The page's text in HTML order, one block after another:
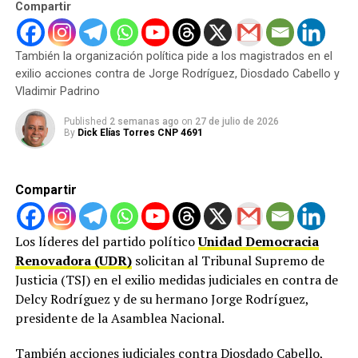
ADVERTISEMENT
“La transición es un proceso que está en desarrollo y el
gobierno no se ha pronunciado expresamente sobre
esto sino sobre un conjunto de cambios”, indicó.
El dirigente del MAS insistió en que la negociación debe
dar cabida a todos los sectores de la sociedad
venezolana.
Mujica propuso mesas de trabajo para atender la
situación social, las consecuencias del doble terremoto,
la agenda institucional —incluida la liberación de los
presos políticos— y la reinstitucionalización del Estado.
Precisó que este último punto debería abarcar la
designación de nuevas autoridades del Consejo Nacional
Electoral, el Tribunal Supremo de Justicia y los demás
Compartir
También la organización política pide a los magistrados en el
exilio acciones contra de Jorge Rodríguez, Diosdado Cabello y
Vladimir Padrino
Published 2 semanas ago on 27 de julio de 2026
By Dick Elías Torres CNP 4691
Compartir
Los líderes del partido políticoUnidad Democracia
Renovadora (UDR)solicitan al Tribunal Supremo de
Justicia (TSJ) en el exilio medidas judiciales en contra de
Delcy Rodríguez y de su hermano Jorge Rodríguez,
presidente de la Asamblea Nacional.
También acciones judiciales contra Diosdado Cabello,